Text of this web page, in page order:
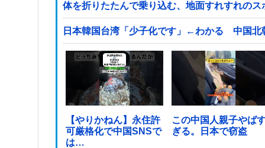
体を折りたたんで乗り込む、地面すれすれの
日本韓国台湾「少子化です」←わかる 中国北
【やりかねん】永住許
可厳格化で中国SNSで
は…
この中国人親子やば
ぎる。日本で窃盗